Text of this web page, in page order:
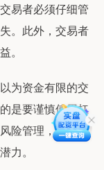
易者必须仔细管
。此外，交易者
。
为资金有限的交
是要谨慎使用杠
险管理，交易者
力。